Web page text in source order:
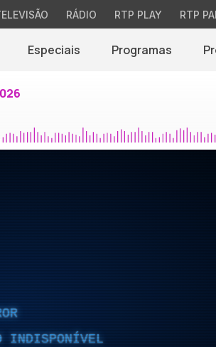
RÁDIO RTP PLAY RTP
Especiais Programas
INDISPONÍVEL